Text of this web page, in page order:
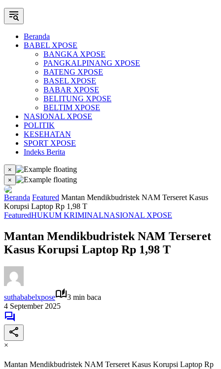
Beranda
BABEL XPOSE
BANGKA XPOSE
PANGKALPINANG XPOSE
BATENG XPOSE
BASEL XPOSE
BABAR XPOSE
BELITUNG XPOSE
BELTIM XPOSE
NASIONAL XPOSE
POLITIK
KESEHATAN
SPORT XPOSE
Indeks Berita
×
×
Beranda Featured Mantan Mendikbudristek NAM Terseret Kasus
Korupsi Laptop Rp 1,98 T
FeaturedHUKUM KRIMINALNASIONAL XPOSE
Mantan Mendikbudristek NAM Terseret
Kasus Korupsi Laptop Rp 1,98 T
suthababelxpose
3 min baca
4 September 2025
×
Mantan Mendikbudristek NAM Terseret Kasus Korupsi Laptop Rp